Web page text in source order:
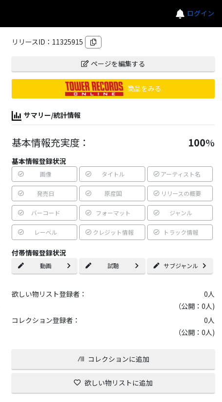
ログイン
リリースID： 11325915
ページを編集する
商品をみる
サマリー/統計情報
基本情報充実度： 100%
基本情報登録状況
画像 タイトル アーティスト名
発売日 原産国 リリースの概要
バーコード フォーマット ジャンル
レーベル クレジット情報 トラック情報
付帯情報登録状況
動画 試聴 サブジャンル
欲しい物リスト登録者： 0人
（公開：0人)
コレクション登録者：
0人
（公開：0人)
コレクションに追加
欲しい物リストに追加